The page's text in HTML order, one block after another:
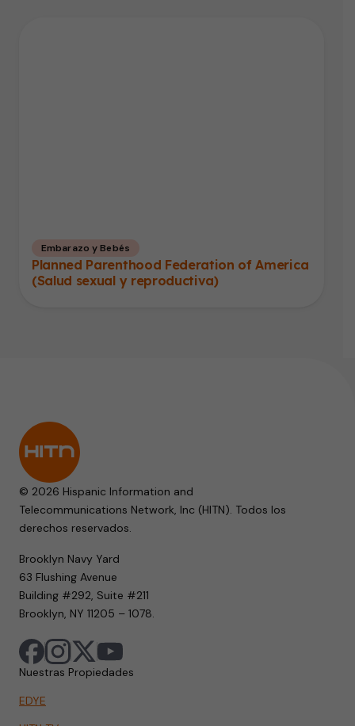
Embarazo y Bebés
Planned Parenthood Federation of America
(Salud sexual y reproductiva)
© 2026 Hispanic Information and
Telecommunications Network, Inc (HITN). Todos los
derechos reservados.
Brooklyn Navy Yard
63 Flushing Avenue
Building #292, Suite #211
Brooklyn, NY 11205 – 1078.
Nuestras Propiedades
EDYE